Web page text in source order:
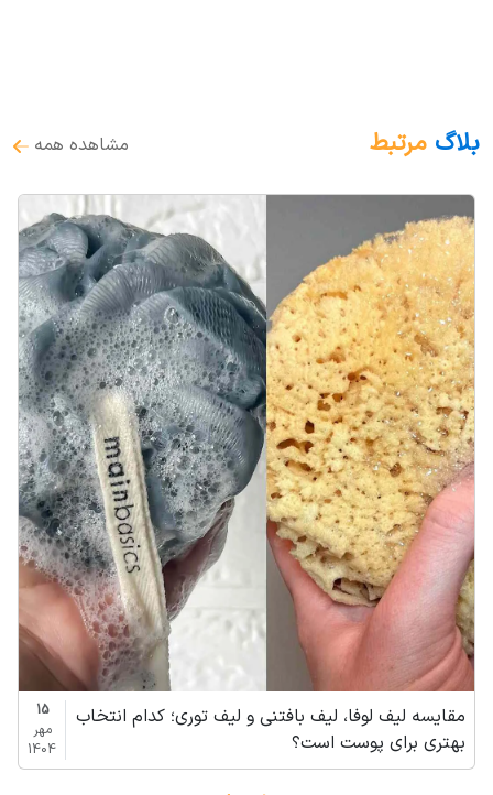
بلاگ مرتبط مشاهده همه
مقایسه لیف لوفا، لیف بافتنی و لیف توری؛ کدام انتخاب
بهتری برای پوست است؟
15
مهر
1404